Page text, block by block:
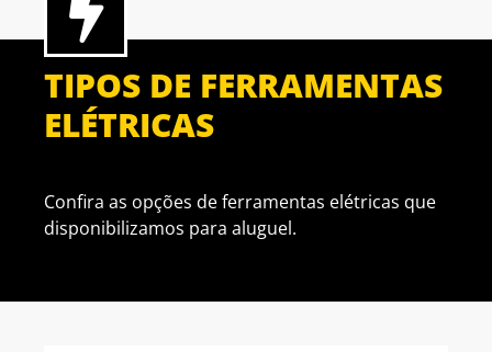
TIPOS DE FERRAMENTAS
ELÉTRICAS
Confira as opções de ferramentas elétricas que
disponibilizamos para aluguel.